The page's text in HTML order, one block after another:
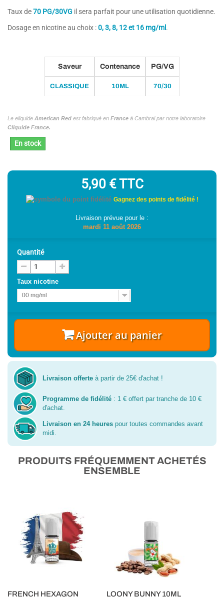
(10 avis)
Taux de70 PG/30VG il sera parfait pour une utilisation quotidienne.
Dosage en nicotine au choix :0, 3, 8, 12 et 16 mg/ml .
Saveur
CLASSIQUE
Contenance
10ML
PG/VG
70/30
Le eliquide American Red est fabriqué en France à Cambrai par notre laboratoire
Cliquide France.
En stock
5,90 €TTC
Gagnez des points de fidélité !
Livraison prévue pour le :
mardi 11 août 2026
Quantité
Taux nicotine
00 mg/ml
Ajouter au panier
Livraison offerte à partir de 25€ d'achat !
Programme de fidélité : 1 € offert par tranche de 10 €
d'achat.
Livraison en 24 heures pour toutes commandes avant
midi.
PRODUITS FRÉQUEMMENT ACHETÉS
ENSEMBLE
FRENCH HEXAGON LOONY BUNNY 10ML